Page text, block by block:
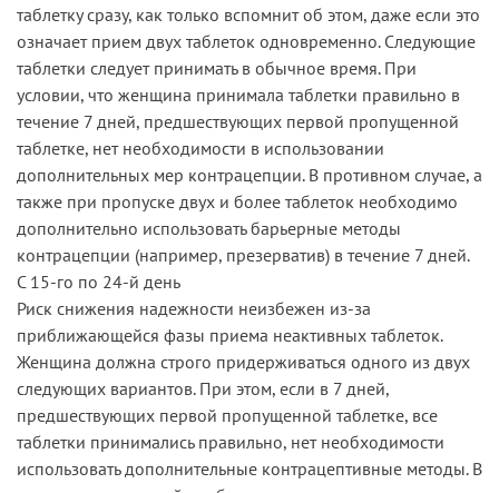
таблетку сразу, как только вспомнит об этом, даже если это
означает прием двух таблеток одновременно. Следующие
таблетки следует принимать в обычное время. При
условии, что женщина принимала таблетки правильно в
течение 7 дней, предшествующих первой пропущенной
таблетке, нет необходимости в использовании
дополнительных мер контрацепции. В противном случае, а
также при пропуске двух и более таблеток необходимо
дополнительно использовать барьерные методы
контрацепции (например, презерватив) в течение 7 дней.
С 15-го по 24-й день
Риск снижения надежности неизбежен из-за
приближающейся фазы приема неактивных таблеток.
Женщина должна строго придерживаться одного из двух
следующих вариантов. При этом, если в 7 дней,
предшествующих первой пропущенной таблетке, все
таблетки принимались правильно, нет необходимости
использовать дополнительные контрацептивные методы. В